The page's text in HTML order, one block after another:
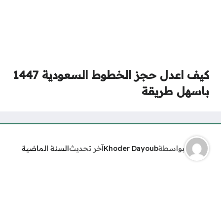
كيف اعدل حجز الخطوط السعودية 1447
باسهل طريقة
بواسطةKhoder Dayoubآخر تحديثالسنة الماضية